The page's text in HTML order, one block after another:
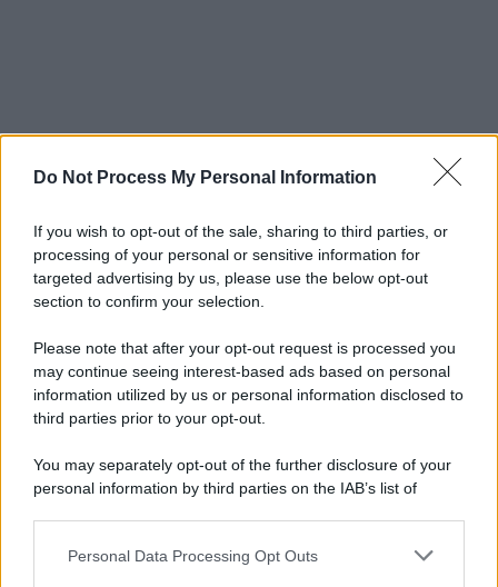
Do Not Process My Personal Information
If you wish to opt-out of the sale, sharing to third parties, or
processing of your personal or sensitive information for
targeted advertising by us, please use the below opt-out
section to confirm your selection.
Please note that after your opt-out request is processed you
may continue seeing interest-based ads based on personal
information utilized by us or personal information disclosed to
third parties prior to your opt-out.
You may separately opt-out of the further disclosure of your
personal information by third parties on the IAB’s list of
This information may also be disclosed by us to third parties
Personal Data Processing Opt Outs